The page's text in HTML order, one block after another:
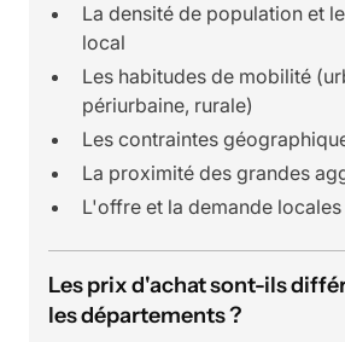
La densité de population et
local
Les habitudes de mobilité
périurbaine, rurale)
Les contraintes
La proximité des grandes
L'offre et la demande locales
Les prix d'achat sont-ils
les départements ?